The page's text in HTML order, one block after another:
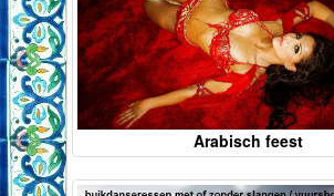
Arabisch feest